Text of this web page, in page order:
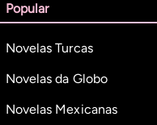
Popular
Novelas Turcas
Novelas da Globo
Novelas Mexicanas